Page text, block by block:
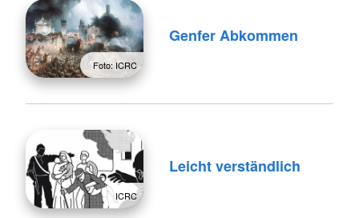
Foto: ICRC
Genfer Abkommen
ICRC
Leicht verständlich